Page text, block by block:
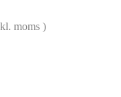
moms )